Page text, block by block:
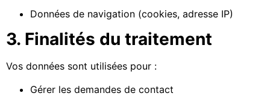
Données de navigation (cookies, adresse IP)
3. Finalités du traitement
Vos données sont utilisées pour :
Gérer les demandes de contact